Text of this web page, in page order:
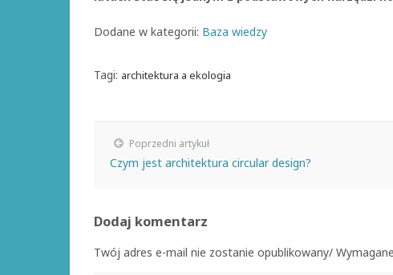
Dodane w kategorii: Baza wiedzy
Tagi: architektura a ekologia
Poprzedni artykuł
Czym jest architektura circular design?
Dodaj komentarz
Twój adres e-mail nie zostanie opublikowany/